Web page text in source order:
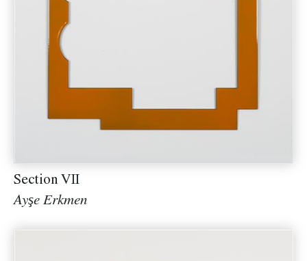
Section VII
Ayşe Erkmen